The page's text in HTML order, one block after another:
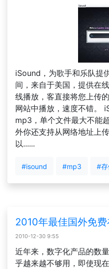
iSound，为歌手和乐队提
间，来自于美国，提供在
线播放，客直接将您上传
网站中播放，速度不错。
mp3，单个文件最大不能
外你还支持从网络地址上
以......
#isound #mp3 #
2010年最佳国外免
2010-12-30 9:55
近年来，数字化产品的数
乎越来越不够用，即使现